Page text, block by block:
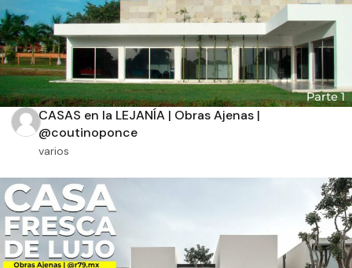
CASAS en la LEJANÍA | Obras Ajenas |
@coutinoponce
varios
Tipo de obra Estado
Recamaras Baños
Orientación solar
Dimensiones